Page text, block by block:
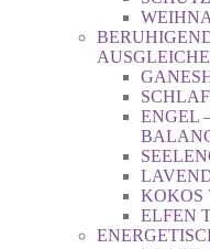
ENGEL
KOKOS
ELFEN